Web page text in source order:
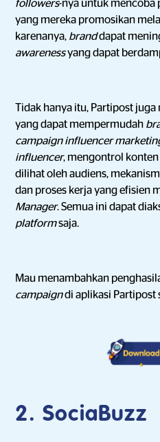
followers-nya untuk mencoba
yang mereka promosikan
karenanya, branddapat
awarenessyang dapat
Tidak hanya itu, Partipost
yang dapat mempermudah
campaign influencer
influencer, mengontrol
dilihat oleh audiens,
dan proses kerja yang efisien
Manager. Semua ini dapat
platformsaja.
Mau menambahkan
campaigndi aplikasi Partipost
2. SociaBuzz